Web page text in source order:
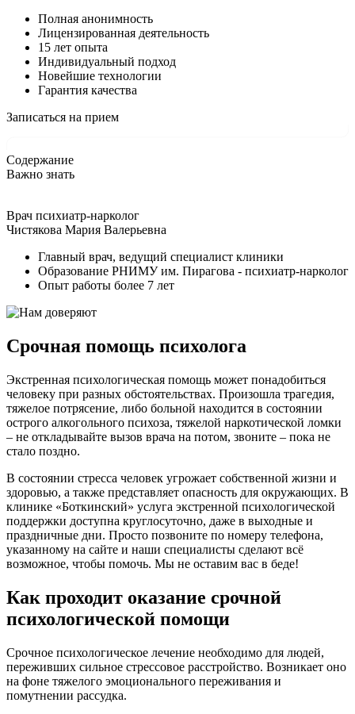
Полная анонимность
Лицензированная деятельность
15 лет опыта
Индивидуальный подход
Новейшие технологии
Гарантия качества
Записаться на прием
Содержание
Важно знать
Врач психиатр-нарколог
Чистякова Мария Валерьевна
Главный врач, ведущий специалист клиники
Образование РНИМУ им. Пирагова - психиатр-нарколог
Опыт работы более 7 лет
Срочная помощь психолога
Экстренная психологическая помощь может понадобиться
человеку при разных обстоятельствах. Произошла трагедия,
тяжелое потрясение, либо больной находится в состоянии
острого алкогольного психоза, тяжелой наркотической ломки
– не откладывайте вызов врача на потом, звоните – пока не
стало поздно.
В состоянии стресса человек угрожает собственной жизни и
здоровью, а также представляет опасность для окружающих. В
клинике «Боткинский» услуга экстренной психологической
поддержки доступна круглосуточно, даже в выходные и
праздничные дни. Просто позвоните по номеру телефона,
указанному на сайте и наши специалисты сделают всё
возможное, чтобы помочь. Мы не оставим вас в беде!
Как проходит оказание срочной
психологической помощи
Срочное психологическое лечение необходимо для людей,
переживших сильное стрессовое расстройство. Возникает оно
на фоне тяжелого эмоционального переживания и
помутнении рассудка.